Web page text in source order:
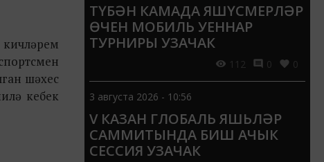
кичләрем
шәхес
кебек
ТҮБӘН КАМАДА ЯШҮСМЕРЛӘР
ӨЧЕН МОБИЛЬ УЕННАР
ТУРНИРЫ УЗАЧАК
112 0 0
3 августа 2026 - 10:56
V КАЗАН ГЛОБАЛЬ ЯШЬЛӘР
САММИТЫНДА БИШ АЧЫК
СЕССИЯ УЗАЧАК